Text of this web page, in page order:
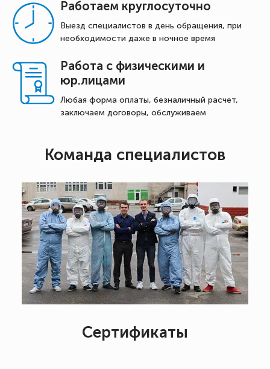
Работаем круглосуточно
Выезд специалистов в день обращения, при
необходимости даже в ночное время
Работа с физическими и
юр.лицами
Любая форма оплаты, безналичный расчет,
заключаем договоры, обслуживаем
Команда специалистов
Сертификаты